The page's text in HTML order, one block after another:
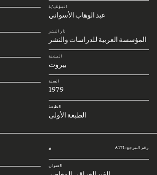
المؤلف/ة
عبد الوهاب الأسواني
دار النشر
المؤسسة العربية للدراسات والنشر
المدينة
بيروت
السنة
1979
الطبعة
الطبعة الأولى
رقم المرجع: A171 #
العنوان